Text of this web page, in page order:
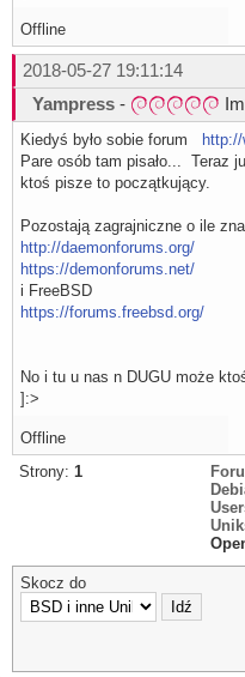
Offline
2018-05-27 19:11:14
Yampress -
Kiedyś było sobie forum
Pare osób tam pisało... Teraz
ktoś pisze to początkujący.
Pozostają zagrajniczne o ile
http://daemonforums.org/
https://demonforums.net/
i FreeBSD
https://forums.freebsd.org/
No i tu u nas n DUGU może
]:>
Offline
Strony: 1
Skocz do